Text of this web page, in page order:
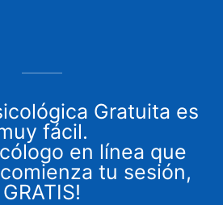
Gratuita es
fácil.
en línea que
tu sesión,
GRATIS!